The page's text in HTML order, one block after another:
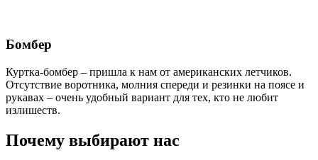
Бомбер
Куртка-бомбер – пришла к нам от американских летчиков.
Отсутствие воротника, молния спереди и резинки на поясе и
рукавах – очень удобный вариант для тех, кто не любит
излишеств.
Почему выбирают нас